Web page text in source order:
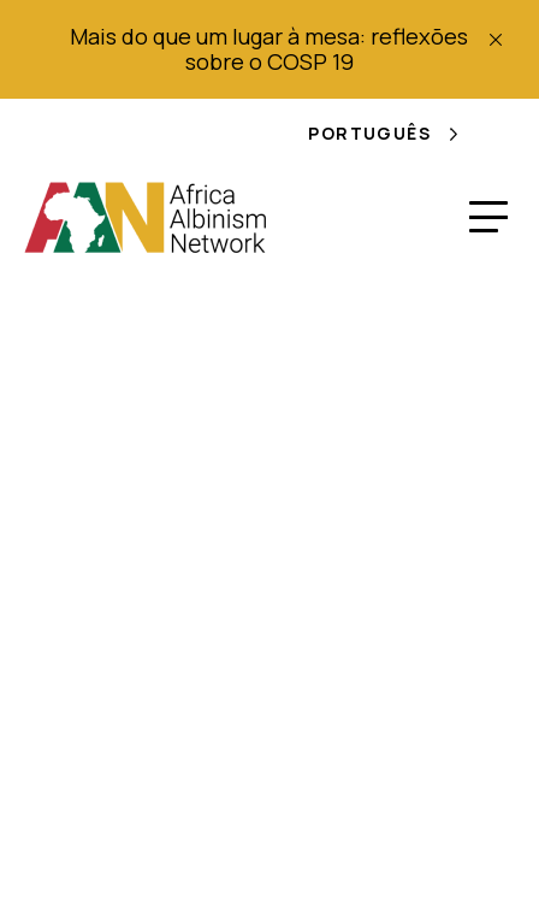
Mais do que um lugar à mesa: reflexões
sobre o COSP 19
PORTUGUÊS